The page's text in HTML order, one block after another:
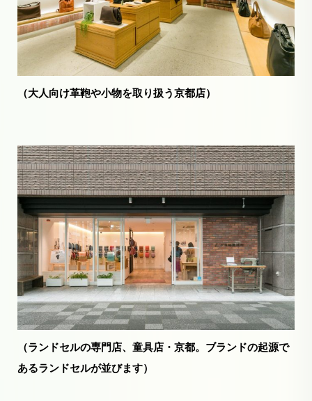
（大人向け革鞄や小物を取り扱う京都店）
（ランドセルの専門店、童具店・京都。ブランドの起源で
あるランドセルが並びます）